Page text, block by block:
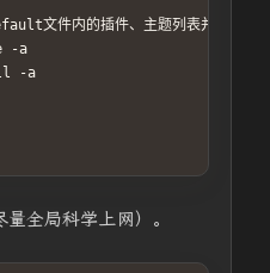
文件内的插件、主题列表并安装
-a
-a
全局科学上网）。